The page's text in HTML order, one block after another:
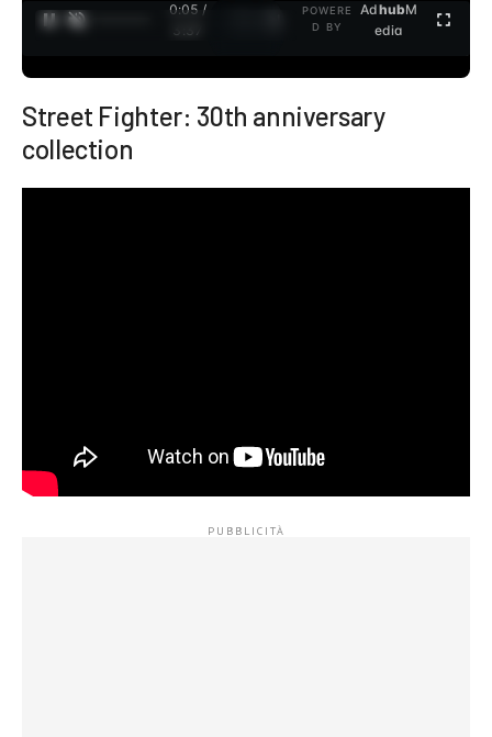
0:06 /
3:37
POWERE
D BY
AdhubM
edia
Street Fighter: 30th anniversary
collection